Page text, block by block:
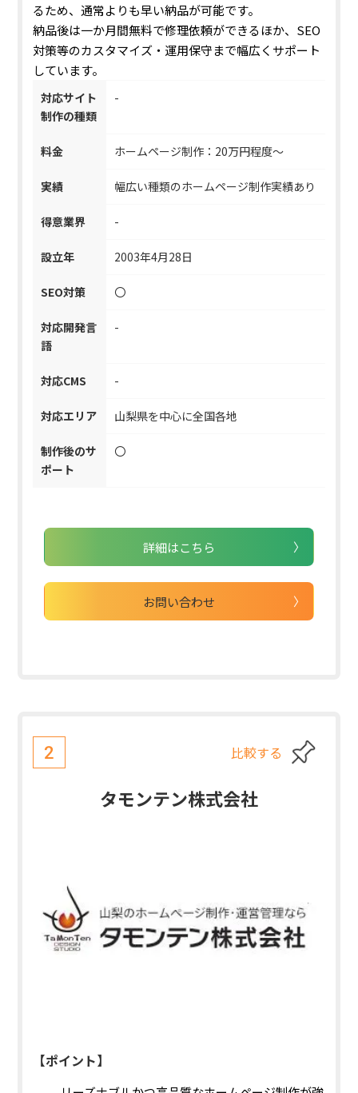
るため、通常よりも早い納品が可能です。
納品後は一か月間無料で修理依頼ができるほか、SEO
対策等のカスタマイズ・運用保守まで幅広くサポート
しています。
対応サイト
制作の種類
-
料金 ホームページ制作：20万円程度～
実績 幅広い種類のホームページ制作実績あり
得意業界 -
設立年 2003年4月28日
SEO対策 〇
対応開発言
語
-
対応CMS -
対応エリア 山梨県を中心に全国各地
制作後のサ
ポート
〇
詳細はこちら
お問い合わせ
2 比較する
タモンテン株式会社
【ポイント】